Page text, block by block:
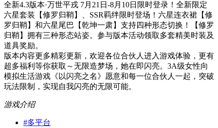
全新4.3版本·万世平戎 7月21日-8月10日限时登录！全新限定
六星套装【修罗归鞘】、SSR羁绊限时登场！六星连衣裙【修
罗归鞘】和六星尾巴【乾坤一肃】支持四种形态切换！【修罗
归鞘】拥有三种形态站姿。参与版本活动领取多套精美时装及
道具奖励。
版本内容更多精彩更新，欢迎各位合伙人进入游戏体验，更有
超多福利等你获取～无限造梦场，她在即闪亮。3A级女性向
模拟生活游戏《以闪亮之名》愿意和每一位合伙人一起，突破
玩法限制，实现自我闪亮的无限可能。
游戏介绍
#多平台